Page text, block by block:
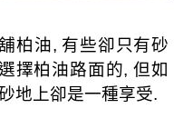
柏油, 有些卻只有砂
擇柏油路面的,但如
地上卻是一種享受.